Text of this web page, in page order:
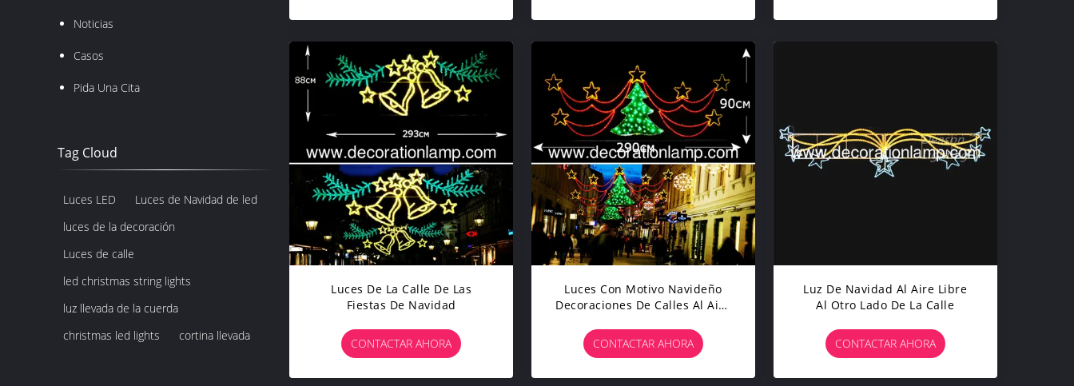
Noticias
Casos
Pida Una Cita
Tag Cloud
Luces LED
Luces de Navidad de led
luces de la decoración
Luces de calle
led christmas string lights
luz llevada de la cuerda
christmas led lights
cortina llevada
Luces De La Calle De Las
Fiestas De Navidad
CONTACTAR AHORA
Luces Con Motivo Navideño
Decoraciones De Calles Al Aire
CONTACTAR AHORA
Luz De Navidad Al Aire Libre
Al Otro Lado De La Calle
CONTACTAR AHORA